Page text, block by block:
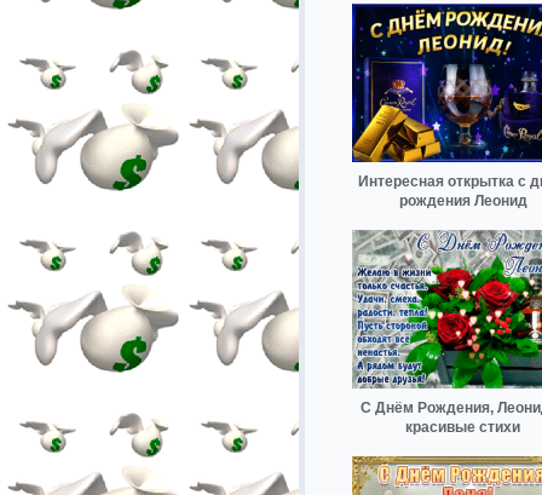
Интересная открытка с
рождения Леонид
С Днём Рождения,
красивые стихи